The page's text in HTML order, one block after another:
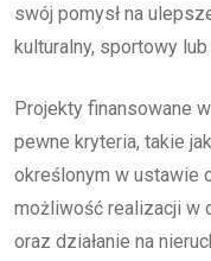
swój pomysł na
kulturalny, sportowy lub
Projekty finansowane
pewne kryteria, takie
określonym w ustawie
możliwość realizacji w
oraz działanie na